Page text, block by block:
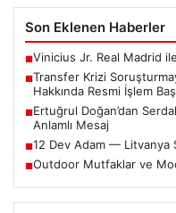
Son Eklenen Haberler
■Vinicius Jr. Real Madrid
■Transfer Krizi
Hakkında Resmi İşlem
■Ertuğrul Doğan’dan
Anlamlı Mesaj
■12 Dev Adam — Litvanya
■Outdoor Mutfaklar ve